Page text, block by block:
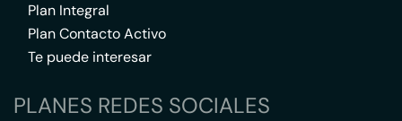
Plan Integral
Plan Contacto Activo
Te puede interesar
PLANES REDES SOCIALES